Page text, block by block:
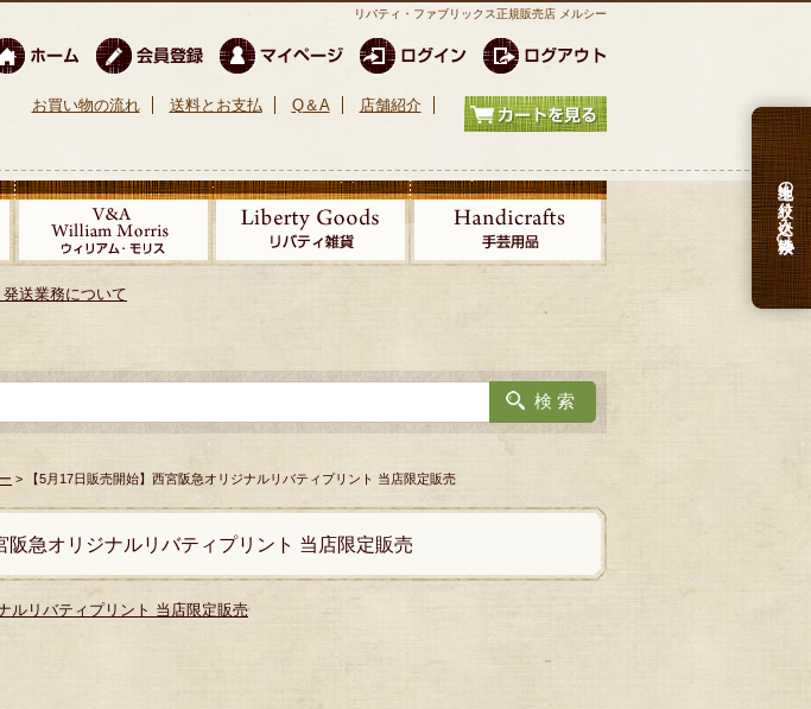
リバティ・ファブリックス正規販売店 メルシー
お買い物の流れ 送料とお支払 Q＆A 店舗紹介
送業務について
生地の絞り込み検索
> 【5月17日販売開始】西宮阪急オリジナルリバティプリント 当店限定販売
阪急オリジナルリバティプリント 当店限定販売
ルリバティプリント 当店限定販売